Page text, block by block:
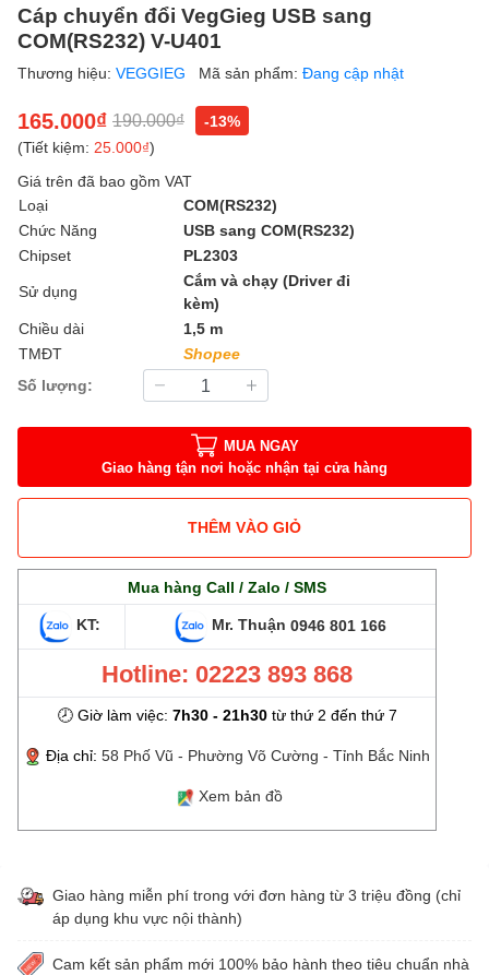
Cáp chuyển đổi VegGieg USB sang
COM(RS232) V-U401
Thương hiệu: VEGGIEG Mã sản phẩm: Đang cập nhật
165.000₫ 190.000₫
-13%
(Tiết kiệm: 25.000₫)
Giá trên đã bao gồm VAT
Loại
COM(RS232)
Chức Năng
USB sang COM(RS232)
Chipset
PL2303
Sử dụng
Cắm và chạy (Driver đi
kèm)
Chiều dài
1,5 m
TMĐT
Shopee
Số lượng:
MUA NGAY
Giao hàng tận nơi hoặc nhận tại cửa hàng
THÊM VÀO GIỎ
Mua hàng Call / Zalo / SMS
KT: Mr. Thuận 0946 801 166
Hotline: 02223 893 868
🕗 Giờ làm việc: 7h30 - 21h30từ thứ 2 đến thứ 7
Địa chỉ: 58 Phố Vũ - Phường Võ Cường - Tỉnh Bắc Ninh
Xem bản đồ
Giao hàng miễn phí trong với đơn hàng từ 3 triệu đồng (chỉ
áp dụng khu vực nội thành)
Cam kết sản phẩm mới 100% bảo hành theo tiêu chuẩn nhà